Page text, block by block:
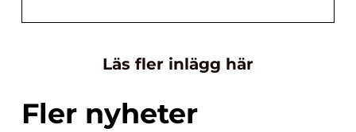
Läs fler inlägg här
Fler nyheter